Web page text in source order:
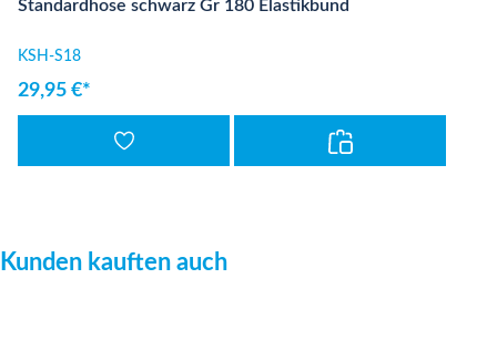
Standardhose schwarz Gr 180 Elastikbund
KSH-S18
29,95 €*
Produktgalerie überspringen
Kunden kauften auch